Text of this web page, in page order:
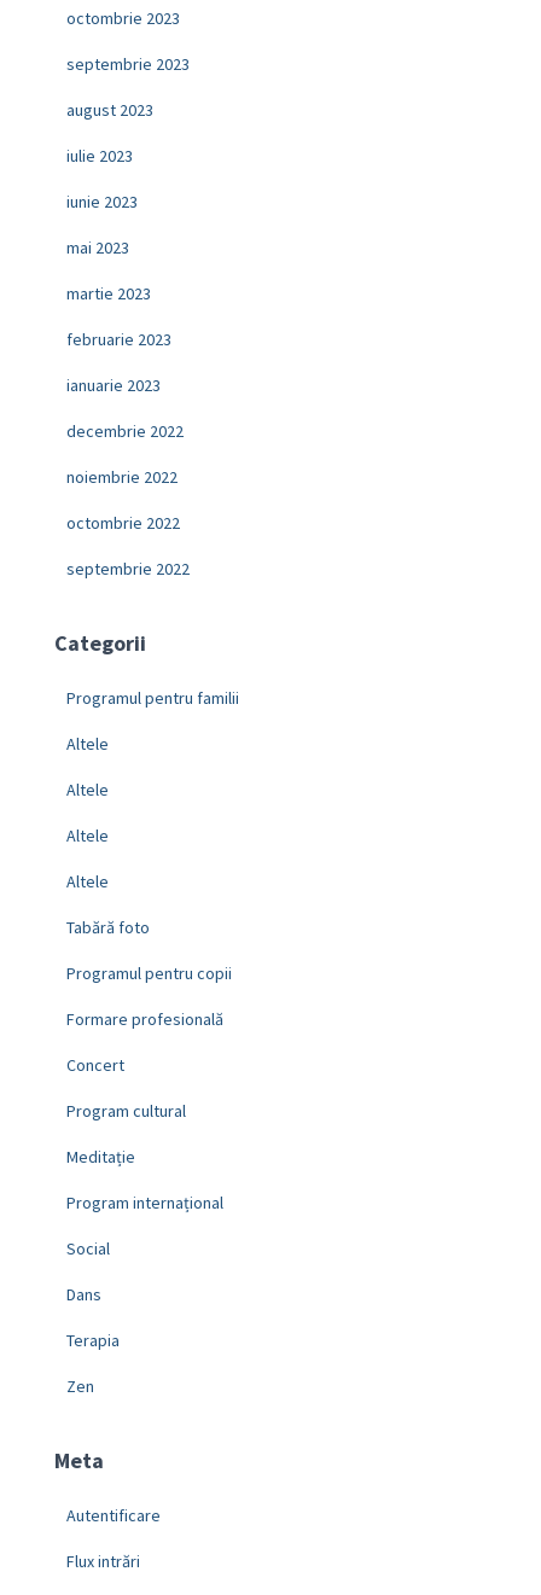
octombrie 2023
septembrie 2023
august 2023
iulie 2023
iunie 2023
mai 2023
martie 2023
februarie 2023
ianuarie 2023
decembrie 2022
noiembrie 2022
octombrie 2022
septembrie 2022
Categorii
Programul pentru familii
Altele
Altele
Altele
Altele
Tabără foto
Programul pentru copii
Formare profesională
Concert
Program cultural
Meditație
Program internațional
Social
Dans
Terapia
Zen
Meta
Autentificare
Flux intrări